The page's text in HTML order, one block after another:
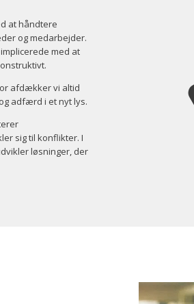
at håndtere
og medarbejder.
med at
afdækker vi altid
adfærd i et nyt lys.
sig til konflikter. I
løsninger, der